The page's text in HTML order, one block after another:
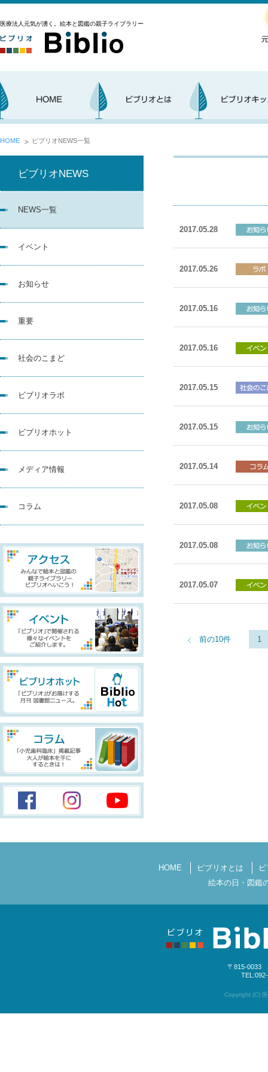
医療法人元気が湧く。絵本と図鑑の親子ライブラリー
HOME ビブリオNEWS一覧
2017.05.28
2017.05.26
2017.05.16
2017.05.16
2017.05.15
2017.05.15
2017.05.14
2017.05.08
2017.05.08
2017.05.07
前の10件 1
ビブリオNEWS
NEWS一覧
イベント
お知らせ
重要
社会のこまど
ビブリオラボ
ビブリオホット
メディア情報
コラム
HOME ビブリオとは
絵本の日・図鑑
〒815-0033
Copyright (C)